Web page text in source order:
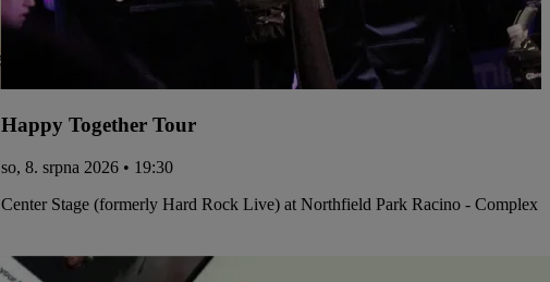
Happy Together Tour
so, 8. srpna 2026 • 19:30
Center Stage (formerly Hard Rock Live) at Northfield Park Racino - Complex